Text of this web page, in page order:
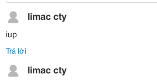
limac cty
iup
Trả lời
limac cty